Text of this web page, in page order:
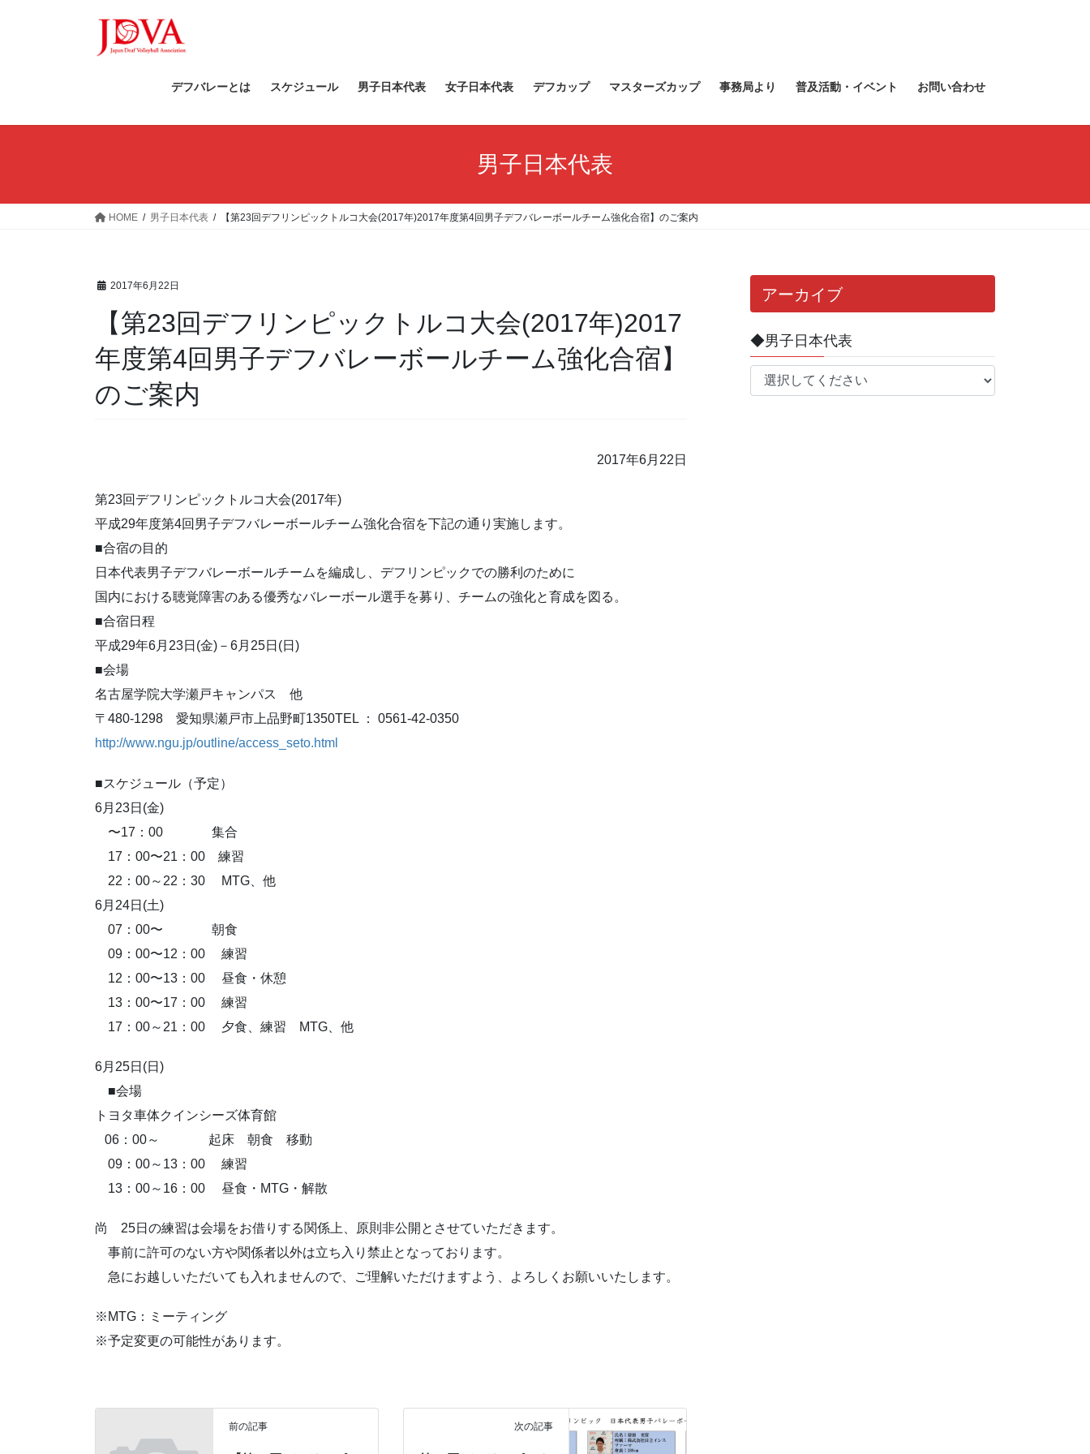
ス
ン
デフバレーとは スケジュール 男子日本代表 女子日本代表 デフカップ マスターズカップ 事務局より 普及活動・イベント お問い合わせ
男子日本代表
HOME 男子日本代表 【第23回デフリンピックトルコ大会(2017年)2017年度第4回男子デフバレーボールチーム強化合宿】のご案内
2017年6月22日
【第23回デフリンピックトルコ大会(2017年)2017
年度第4回男子デフバレーボールチーム強化合宿】
のご案内
2017年6月22日
第23回デフリンピックトルコ大会(2017年)
平成29年度第4回男子デフバレーボールチーム強化合宿を下記の通り実施します。
■合宿の目的
日本代表男子デフバレーボールチームを編成し、デフリンピックでの勝利のために
国内における聴覚障害のある優秀なバレーボール選手を募り、チームの強化と育成を図る。
■合宿日程
平成29年6月23日(金)－6月25日(日)
■会場
名古屋学院大学瀬戸キャンパス 他
〒480-1298 愛知県瀬戸市上品野町1350TEL ： 0561-42-0350
http://www.ngu.jp/outline/access_seto.html
■スケジュール（予定）
6月23日(金)
〜17：00 集合
17：00〜21：00 練習
22：00～22：30 MTG、他
6月24日(土)
07：00〜 朝食
09：00〜12：00 練習
12：00〜13：00 昼食・休憩
13：00〜17：00 練習
17：00～21：00 夕食、練習 MTG、他
6月25日(日)
■会場
トヨタ車体クインシーズ体育館
06：00～ 起床 朝食 移動
09：00～13：00 練習
13：00～16：00 昼食・MTG・解散
尚 25日の練習は会場をお借りする関係上、原則非公開とさせていただきます。
事前に許可のない方や関係者以外は立ち入り禁止となっております。
急にお越しいただいても入れませんので、ご理解いただけますよう、よろしくお願いいたします。
※MTG：ミーティング
※予定変更の可能性があります。
前の記事 次の記事
アーカイブ
◆男子日本代表